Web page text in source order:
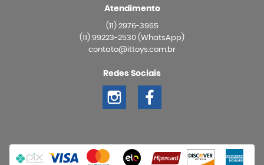
Atendimento
(11)2976-3965
(11) 99223-2530 (WhatsApp)
contato@ittoys.com.br
Redes Sociais